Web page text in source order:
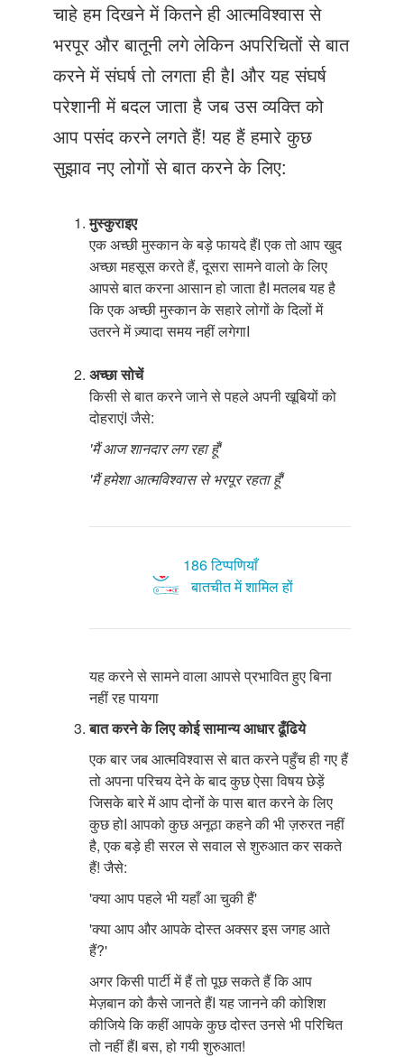
Just Poocho
संपर्क करें
चाहे हम दिखने में कितने ही आत्मविश्वास से
भरपूर और बातूनी लगे लेकिन अपरिचितों से बात
करने में संघर्ष तो लगता ही हैI और यह संघर्ष
परेशानी में बदल जाता है जब उस व्यक्ति को
आप पसंद करने लगते हैं! यह हैं हमारे कुछ
सुझाव नए लोगों से बात करने के लिए:
मुस्कुराइए
एक अच्छी मुस्कान के बड़े फायदे हैंI एक तो आप खुद
अच्छा महसूस करते हैं, दूसरा सामने वालो के लिए
आपसे बात करना आसान हो जाता हैI मतलब यह है
कि एक अच्छी मुस्कान के सहारे लोगों के दिलों में
उतरने में ज़्यादा समय नहीं लगेगाI
अच्छा सोचें
किसी से बात करने जाने से पहले अपनी खूबियों को
दोहराएंI जैसे:
'मैं आज शानदार लग रहा हूँ'
'मैं हमेशा आत्मविश्वास से भरपूर रहता हूँ'
186 टिप्पणियाँ
बातचीत में शामिल हों
यह करने से सामने वाला आपसे प्रभावित हुए बिना
नहीं रह पायगा
बात करने के लिए कोई सामान्य आधार ढूँढिये
एक बार जब आत्मविश्वास से बात करने पहुँच ही गए हैं
तो अपना परिचय देने के बाद कुछ ऐसा विषय छेड़ें
जिसके बारे में आप दोनों के पास बात करने के लिए
कुछ होI आपको कुछ अनूठा कहने की भी ज़रुरत नहीं
है, एक बड़े ही सरल से सवाल से शुरुआत कर सकते
हैं! जैसे:
'क्या आप पहले भी यहाँ आ चुकी हैं'
'क्या आप और आपके दोस्त अक्सर इस जगह आते
हैं?'
अगर किसी पार्टी में हैं तो पूछ सकते हैं कि आप
मेज़बान को कैसे जानते हैंI यह जानने की कोशिश
कीजिये कि कहीं आपके कुछ दोस्त उनसे भी परिचित
तो नहीं हैंI बस, हो गयी शुरुआत!